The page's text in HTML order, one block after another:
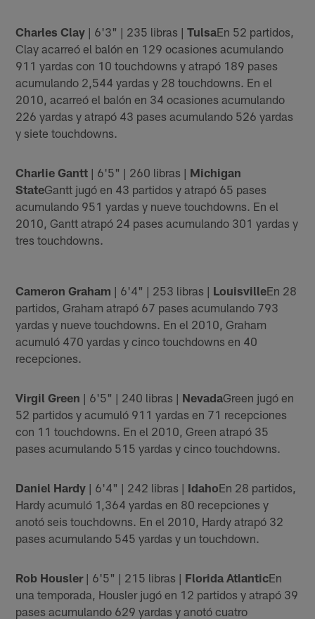
Charles Clay | 6'3" | 235 libras |TulsaEn 52 partidos,
Clay acarreó el balón en 129 ocasiones acumulando
911 yardas con 10 touchdowns y atrapó 189 pases
acumulando 2,544 yardas y 28 touchdowns. En el
2010, acarreó el balón en 34 ocasiones acumulando
226 yardas y atrapó 43 pases acumulando 526 yardas
y siete touchdowns.
Charlie Gantt | 6'5" | 260 libras | Michigan
StateGantt jugó en 43 partidos y atrapó 65 pases
acumulando 951 yardas y nueve touchdowns. En el
2010, Gantt atrapó 24 pases acumulando 301 yardas y
tres touchdowns.
Cameron Graham | 6'4" | 253 libras | LouisvilleEn 28
partidos, Graham atrapó 67 pases acumulando 793
yardas y nueve touchdowns. En el 2010, Graham
acumuló 470 yardas y cinco touchdowns en 40
recepciones.
Virgil Green | 6'5" | 240 libras | NevadaGreen jugó en
52 partidos y acumuló 911 yardas en 71 recepciones
con 11 touchdowns. En el 2010, Green atrapó 35
pases acumulando 515 yardas y cinco touchdowns.
Daniel Hardy | 6'4" | 242 libras | IdahoEn 28 partidos,
Hardy acumuló 1,364 yardas en 80 recepciones y
anotó seis touchdowns. En el 2010, Hardy atrapó 32
pases acumulando 545 yardas y un touchdown.
Rob Housler| 6'5" | 215 libras | Florida AtlanticEn
una temporada, Housler jugó en 12 partidos y atrapó 39
pases acumulando 629 yardas y anotó cuatro